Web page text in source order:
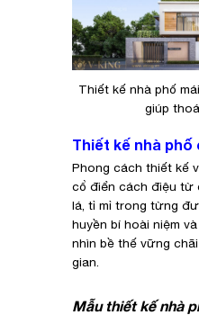
Thiết kế nhà phố
giúp
Thiết kế nhà phố
Phong cách thiết kế
cổ điển cách điệu từ
lá, tỉ mỉ trong từng
huyền bí hoài niệm
nhìn bề thế vững
gian.
Mẫu thiết kế nhà